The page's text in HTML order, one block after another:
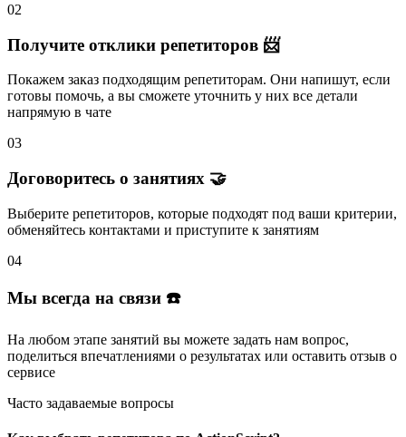
02
Получите отклики репетиторов 📨
Покажем заказ подходящим репетиторам. Они напишут, если
готовы помочь, а вы сможете уточнить у них все детали
напрямую в чате
03
Договоритесь о занятиях 🤝
Выберите репетиторов, которые подходят под ваши критерии,
обменяйтесь контактами и приступите к занятиям
04
Мы всегда на связи ☎️
На любом этапе занятий вы можете задать нам вопрос,
поделиться впечатлениями о результатах или оставить отзыв о
сервисе
Часто задаваемые вопросы